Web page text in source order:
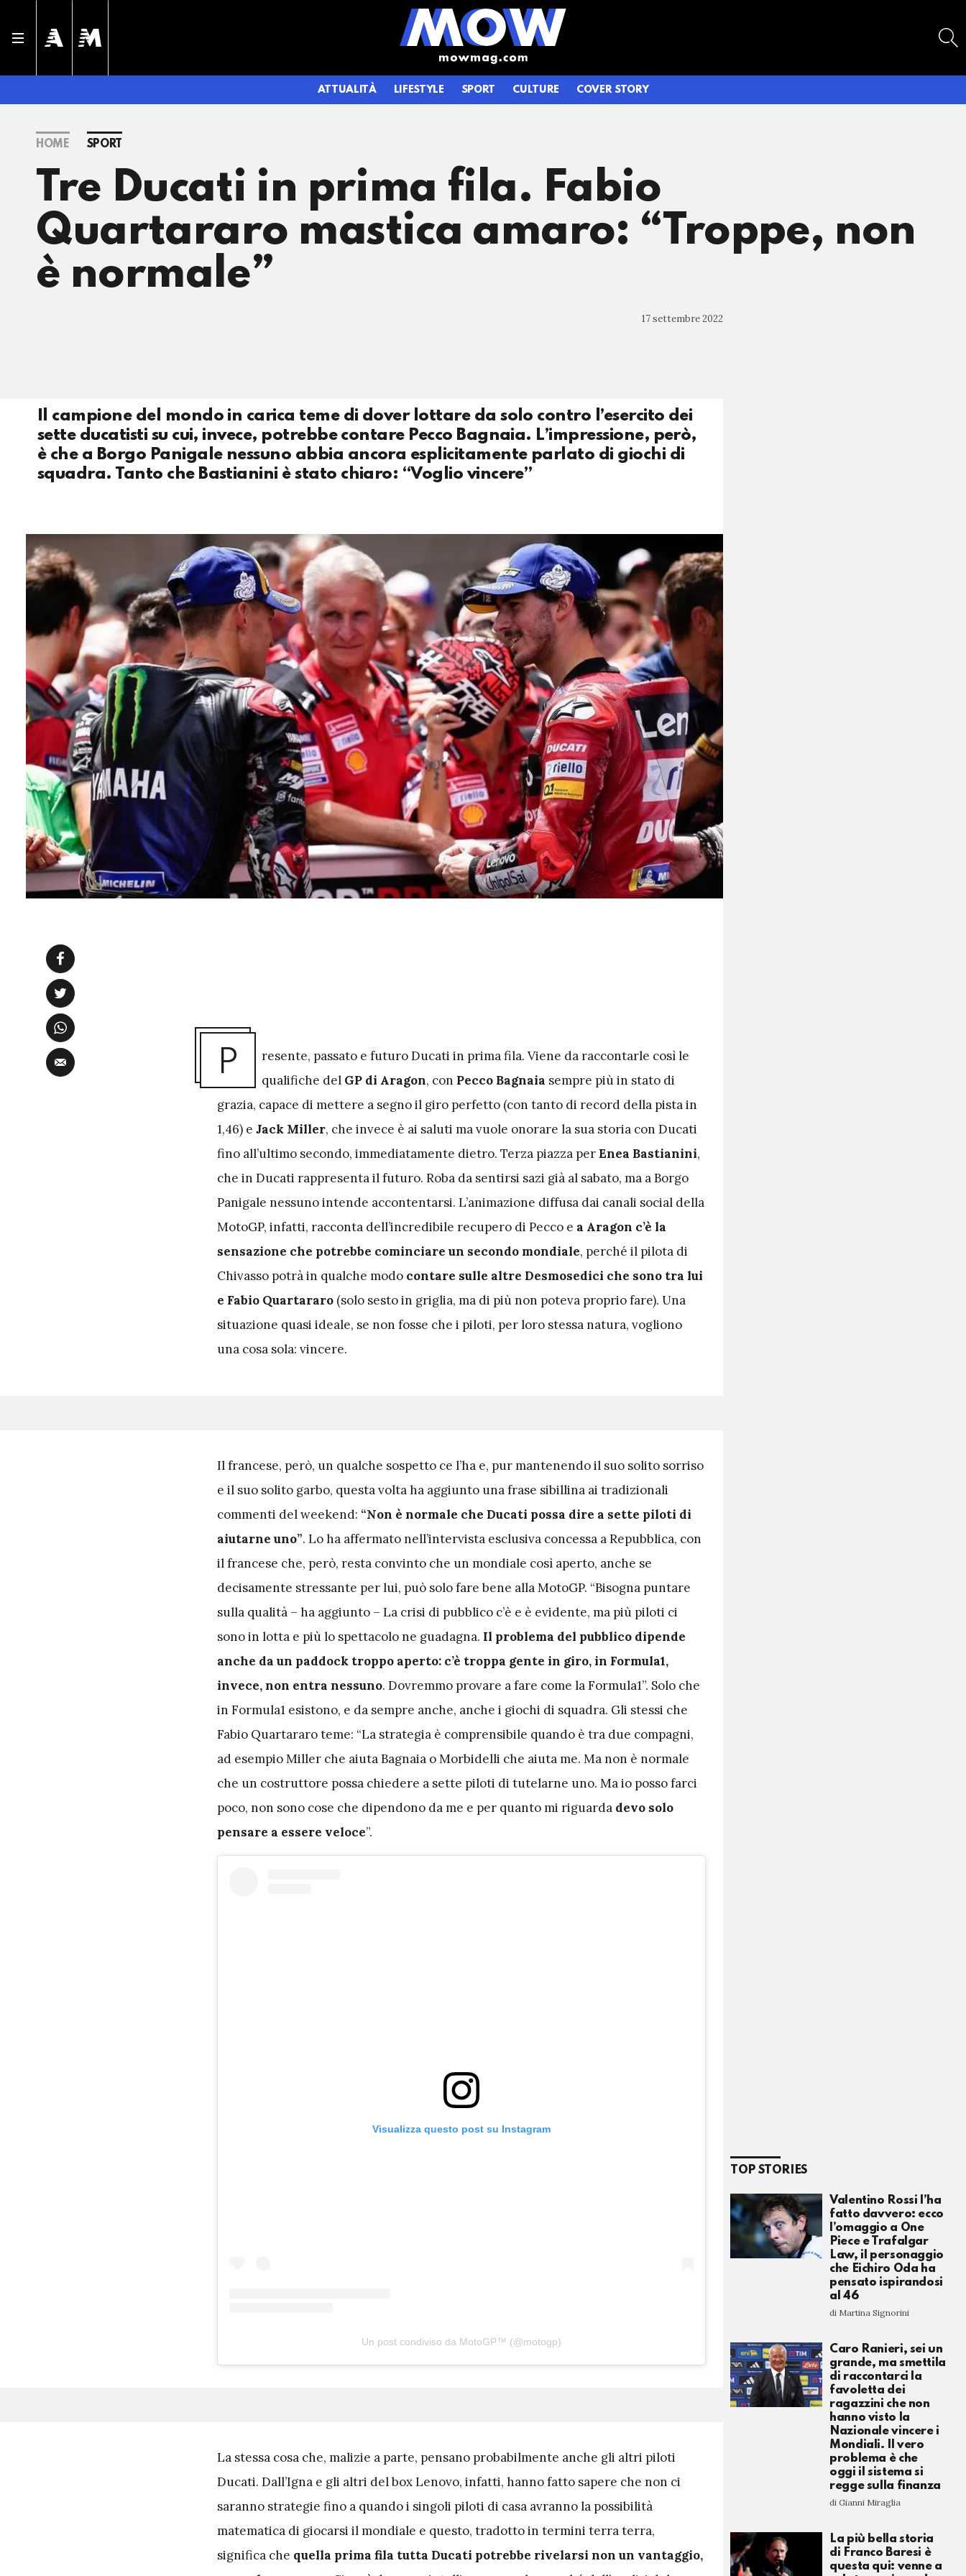
ATTUALITÀ LIFESTYLE SPORT CULTURE COVER STORY
HOME SPORT
Tre Ducati in prima fila. Fabio
Quartararo mastica amaro: “Troppe, non
è normale”
17 settembre 2022
Il campione del mondo in carica teme di dover lottare da solo contro l’esercito dei
sette ducatisti su cui, invece, potrebbe contare Pecco Bagnaia. L’impressione, però,
è che a Borgo Panigale nessuno abbia ancora esplicitamente parlato di giochi di
squadra. Tanto che Bastianini è stato chiaro: “Voglio vincere”
P
resente, passato e futuro Ducati in prima fila. Viene da raccontarle così le
qualifiche del GP di Aragon, con Pecco Bagnaia sempre più in stato di
grazia, capace di mettere a segno il giro perfetto (con tanto di record della pista in
1,46) e Jack Miller, che invece è ai saluti ma vuole onorare la sua storia con Ducati
fino all’ultimo secondo, immediatamente dietro. Terza piazza perEnea Bastianini,
che in Ducati rappresenta il futuro. Roba da sentirsi sazi già al sabato, ma a Borgo
Panigale nessuno intende accontentarsi. L’animazione diffusa dai canali social della
MotoGP, infatti, racconta dell’incredibile recupero di Pecco e a Aragon c’è la
sensazione che potrebbe cominciare un secondo mondiale, perché il pilota di
Chivasso potrà in qualche modo contare sulle altre Desmosedici che sono tra lui
e Fabio Quartararo (solo sesto in griglia, ma di più non poteva proprio fare). Una
situazione quasi ideale, se non fosse che i piloti, per loro stessa natura, vogliono
una cosa sola: vincere.
Il francese, però, un qualche sospetto ce l’ha e, pur mantenendo il suo solito sorriso
e il suo solito garbo, questa volta ha aggiunto una frase sibillina ai tradizionali
commenti del weekend: “Non è normale che Ducati possa dire a sette piloti di
aiutarne uno”. Lo ha affermato nell’intervista esclusiva concessa a Repubblica, con
il francese che, però, resta convinto che un mondiale così aperto, anche se
decisamente stressante per lui, può solo fare bene alla MotoGP. “Bisogna puntare
sulla qualità – ha aggiunto – La crisi di pubblico c’è e è evidente, ma più piloti ci
sono in lotta e più lo spettacolo ne guadagna. Il problema del pubblico dipende
anche da un paddock troppo aperto: c’è troppa gente in giro, in Formula1,
invece, non entra nessuno. Dovremmo provare a fare come la Formula1”. Solo che
in Formula1 esistono, e da sempre anche, anche i giochi di squadra. Gli stessi che
Fabio Quartararo teme: “La strategia è comprensibile quando è tra due compagni,
ad esempio Miller che aiuta Bagnaia o Morbidelli che aiuta me. Ma non è normale
che un costruttore possa chiedere a sette piloti di tutelarne uno. Ma io posso farci
poco, non sono cose che dipendono da me e per quanto mi riguarda devo solo
pensare a essere veloce”.
Visualizza questo post su Instagram
Un post condiviso da MotoGP™ (@motogp)
La stessa cosa che, malizie a parte, pensano probabilmente anche gli altri piloti
Ducati. Dall’Igna e gli altri del box Lenovo, infatti, hanno fatto sapere che non ci
saranno strategie fino a quando i singoli piloti di casa avranno la possibilità
matematica di giocarsi il mondiale e questo, tradotto in termini terra terra,
significa che quella prima fila tutta Ducati potrebbe rivelarsi non un vantaggio,
TOP STORIES
Valentino Rossi l’ha
fatto davvero: ecco
l’omaggio a One
Piece e Trafalgar
Law, il personaggio
che Eichiro Oda ha
pensato ispirandosi
al 46
di Martina Signorini
Caro Ranieri, sei un
grande, ma smettila
di raccontarci la
favoletta dei
ragazzini che non
hanno visto la
Nazionale vincere i
Mondiali. Il vero
problema è che
oggi il sistema si
regge sulla finanza
di Gianni Miraglia
La più bella storia
di Franco Baresi è
questa qui: venne a